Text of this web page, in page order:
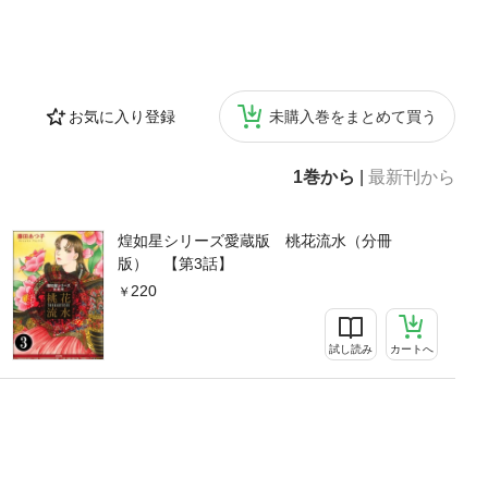
お気に入り登録 未購入巻をまとめて買う
1巻から 最新刊から
煌如星シリーズ愛蔵版 桃花流水（分冊
版） 【第3話】
220
試し読み カートへ